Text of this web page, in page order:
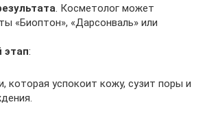
. Косметолог может
«Биоптон», «Дарсонваль» или
:
которая успокоит кожу, сузит поры и